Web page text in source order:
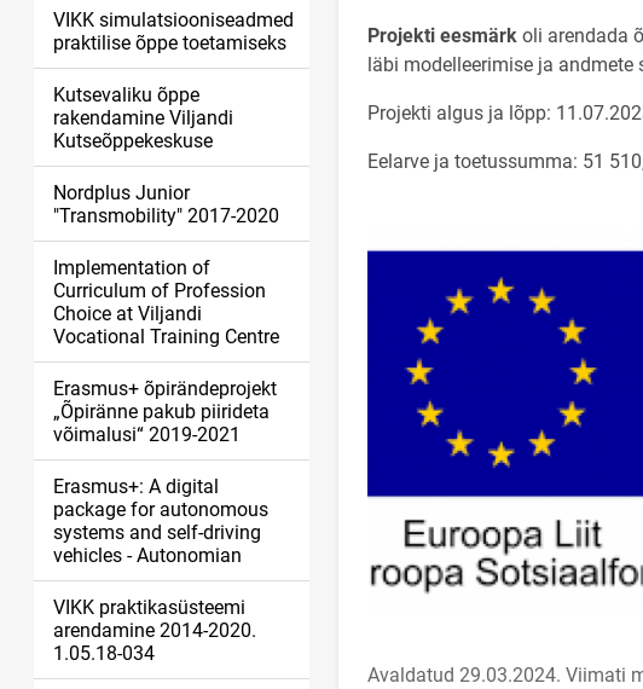
VIKK simulatsiooniseadmed
praktilise õppe toetamiseks
Kutsevaliku õppe
rakendamine Viljandi
Kutseõppekeskuse
Nordplus Junior
"Transmobility" 2017-2020
Implementation of
Curriculum of Profession
Choice at Viljandi
Vocational Training Centre
Erasmus+ õpirändeprojekt
„Õpiränne pakub piirideta
võimalusi“ 2019-2021
Erasmus+: A digital
package for autonomous
systems and self-driving
vehicles - Autonomian
VIKK praktikasüsteemi
arendamine 2014-2020.
1.05.18-034
Projekti eesmärk oli arendada
läbi modelleerimise ja
Projekti algus ja lõpp:
Eelarve ja toetussumma: 51
Avaldatud 29.03.2024. Viimati